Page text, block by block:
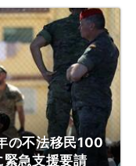
の不法移民100
急支援要請